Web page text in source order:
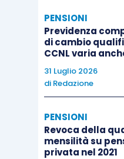
PENSIONI
Previdenza
di cambio
CCNL varia
31 Luglio 2026
di Redazione
PENSIONI
Revoca della
mensilità su
privata nel 2021